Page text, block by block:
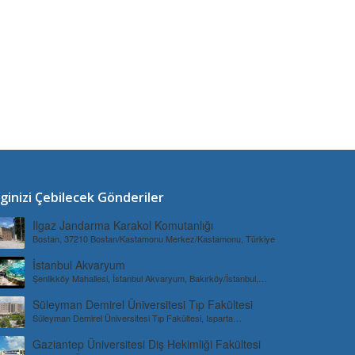
Çebilecek Gönderiler
Ilgaz Jandarma Karakol Komutanlığı
Bostan, 37210 Bostan/Kastamonu Merkez/Kastamonu, Türkiye
İstanbul Akvaryum
Şenlikköy Mahallesi, İstanbul Akvaryum, Bakırköy/İstanbul,
Süleyman Demirel Üniversitesi Tıp Fakültesi
Süleyman Demirel Üniversitesi Tıp Fakültesi, Isparta
Gaziantep Üniversitesi Diş Hekimliği Fakültesi